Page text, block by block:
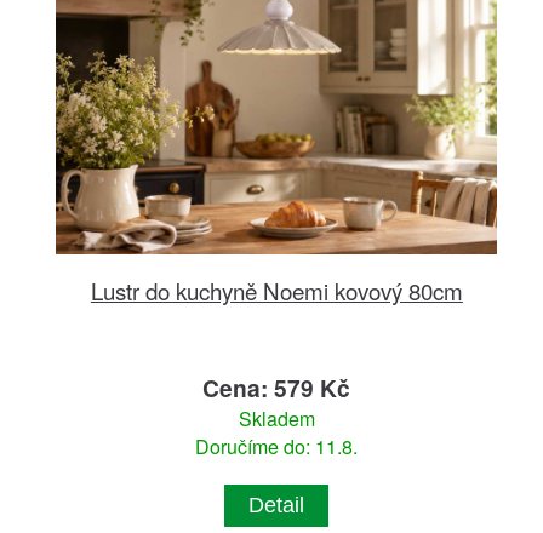
Lustr do kuchyně Noemi kovový 80cm
Cena: 579 Kč
Skladem
Doručíme do: 11.8.
Detail